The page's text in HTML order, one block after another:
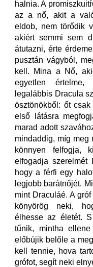
halnia. A
az a nő, akit a
eldob, nem törődik
akiért semmi sem
átutazni, érte
pusztán vágyból,
kell. Mina a Nő,
egyetlen
legalábbis Dracula
ösztönökből: őt
első látásra
marad adott
mindaddig, míg meg
könnyen felfogja,
elfogadja szerelmét
hogy a férfi egy
legjobb barátnőjét.
mint Draculáé. A
könyörög neki,
élhesse az életét.
tűnik, mintha
előbújik belőle a
kell tennie, hova
grófot, segít neki